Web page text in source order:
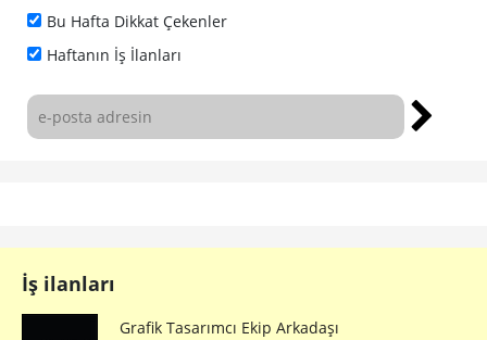
Bu Hafta Dikkat Çekenler
Haftanın İş İlanları
İş ilanları
Grafik Tasarımcı Ekip Arkadaşı